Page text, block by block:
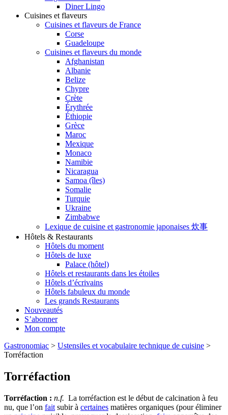
Diner Lingo
Cuisines et flaveurs
Cuisines et flaveurs de France
Corse
Guadeloupe
Cuisines et flaveurs du monde
Afghanistan
Albanie
Belize
Chypre
Crète
Érythrée
Éthiopie
Grèce
Maroc
Mexique
Monaco
Namibie
Nicaragua
Samoa (îles)
Somalie
Turquie
Ukraine
Zimbabwe
Lexique de cuisine et gastronomie japonaises 炊事
Hôtels & Restaurants
Hôtels du moment
Hôtels de luxe
Palace (hôtel)
Hôtels et restaurants dans les étoiles
Hôtels d’écrivains
Hôtels fabuleux du monde
Les grands Restaurants
Nouveautés
S’abonner
Mon compte
Gastronomiac > Ustensiles et vocabulaire technique de cuisine >
Torréfaction
Torréfaction
Torréfaction : n.f. La torréfaction est le début de calcination à feu
nu, que l’on fait subir à certaines matières organiques (pour éliminer